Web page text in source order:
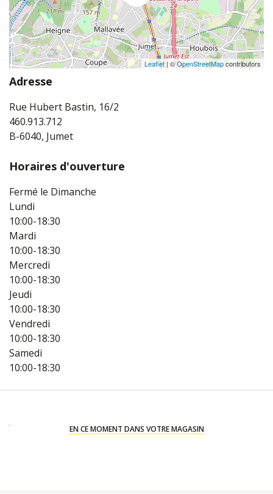
Leaflet| ©OpenStreetMapcontributors
Adresse
Rue Hubert Bastin, 16/2
460.913.712
B-6040, Jumet
Horaires d'ouverture
Fermé le Dimanche
Lundi
10:00-18:30
Mardi
10:00-18:30
Mercredi
10:00-18:30
Jeudi
10:00-18:30
Vendredi
10:00-18:30
Samedi
10:00-18:30
EN CE MOMENT DANS VOTRE MAGASIN